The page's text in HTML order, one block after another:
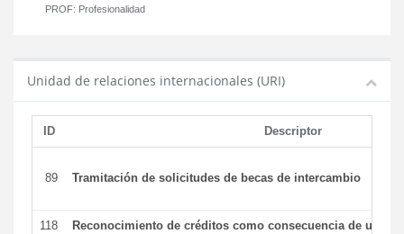
PROF: Profesionalidad
Unidad de relaciones internacionales (URI)
ID Descriptor
89 Tramitación de solicitudes de becas de intercambio
118 Reconocimiento de créditos como consecuencia de un